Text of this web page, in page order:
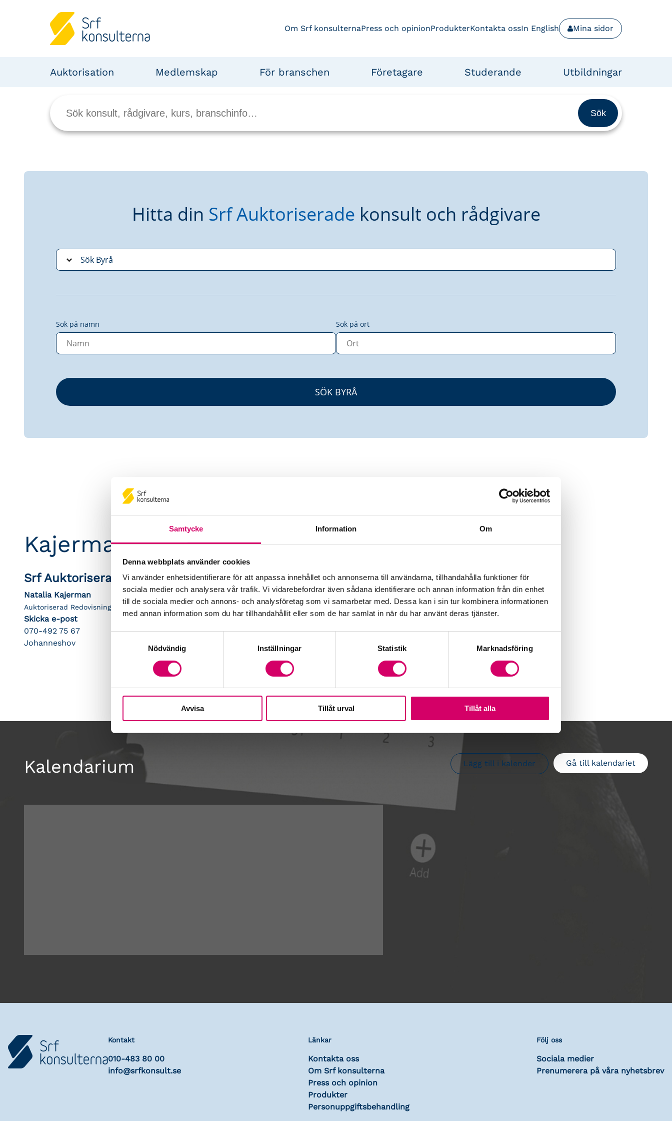
Samtycke Information Om
Denna webbplats använder cookies
Vi använder enhetsidentifierare för att anpassa innehållet och annonserna till användarna, tillhandahålla funktioner för
sociala medier och analysera vår trafik. Vi vidarebefordrar även sådana identifierare och annan information från din enhet
till de sociala medier och annons- och analysföretag som vi samarbetar med. Dessa kan i sin tur kombinera informationen
med annan information som du har tillhandahållit eller som de har samlat in när du har använt deras tjänster.
Nödvändig
Inställningar Statistik Marknadsföring
Avvisa Tillåt urval Tillåt alla
Om Srf konsulternaPress och opinionProdukterKontakta ossIn English Mina sidor
Auktorisation Medlemskap För branschen Företagare Studerande Utbildningar
Hitta din Srf Auktoriserade konsult och rådgivare
Sök på namn Sök på ort
Kajermans redovisning AB
Srf Auktoriserade konsulter
Natalia Kajerman
Auktoriserad Redovisningskonsult
Skicka e-post
070-492 75 67
Johanneshov
Kalendarium Gå till kalendariet
Lägg till i kalender
Kontakt
010-483 80 00
info@srfkonsult.se
Länkar
Kontakta oss
Om Srf konsulterna
Press och opinion
Produkter
Personuppgiftsbehandling
Följ oss
Sociala medier
Prenumerera på våra nyhetsbrev